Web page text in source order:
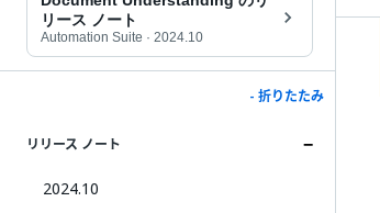
リース ノート
Automation Suite · 2024.10
- 折りたたみ
リリース ノート
2024.10